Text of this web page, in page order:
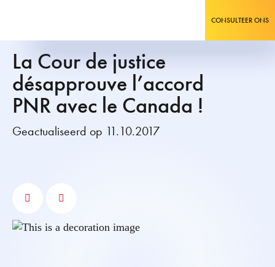
CONSULTEER ONS
La Cour de justice
désapprouve l’accord
PNR avec le Canada !
Geactualiseerd op 11.10.2017